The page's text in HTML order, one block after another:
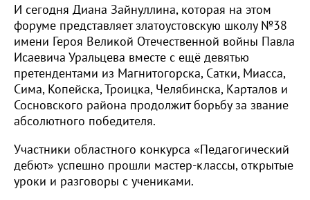
И сегодня Диана Зайнуллина, которая на этом
форуме представляет златоустовскую школу №38
имени Героя Великой Отечественной войны Павла
Исаевича Уральцева вместе с ещё девятью
претендентами из Магнитогорска, Сатки, Миасса,
Сима, Копейска, Троицка, Челябинска, Карталов и
Сосновского района продолжит борьбу за звание
абсолютного победителя.
Участники областного конкурса «Педагогический
дебют» успешно прошли мастер-классы, открытые
уроки и разговоры с учениками.